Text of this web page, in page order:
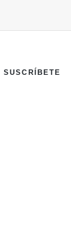
SUSCRÍBETE